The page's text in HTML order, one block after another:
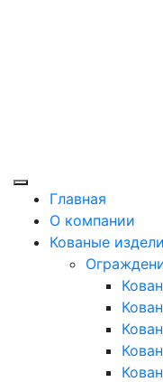
Главная
О компании
Кованые